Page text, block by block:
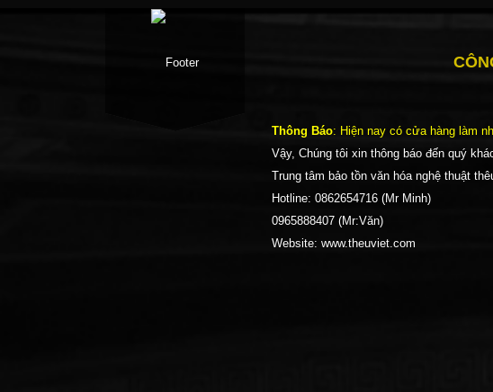
Thông Báo: Hiện nay có cửa hàng làm
Vậy, Chúng tôi xin thông báo đến quý
Trung tâm bảo tồn văn hóa nghệ thuật
Hotline: 0862654716 (Mr Minh)
0965888407 (Mr:Văn)
Website: www.theuviet.com